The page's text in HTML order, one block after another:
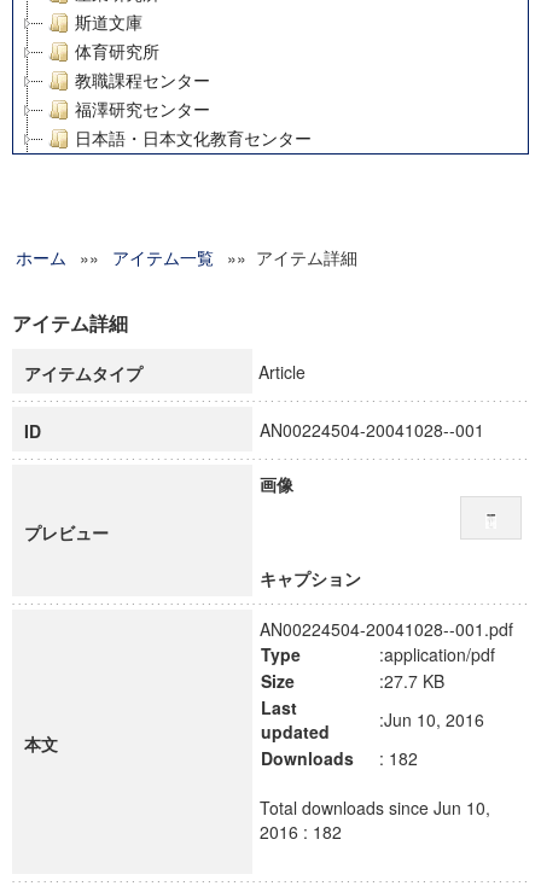
斯道文庫
体育研究所
教職課程センター
福澤研究センター
日本語・日本文化教育センター
グローバルリサーチインスティテュート
科学研究費補助金研究成果報告書
慶應義塾大学グローバルCOEプログラム市民社会ガバナンス
慶應義塾大学グローバルCOEプログラム論理と感性の先端的
博士課程教育リーディングプログラム「超成熟社会発展のサ
学術雑誌掲載論文等(8)
ホーム »» アイテム一覧 »» アイテム詳細
アイテム詳細
アイテムタイプ Article
ID AN00224504-20041028--001
プレビュー
画像
キャプション
本文
AN00224504-20041028--001.pdf
Type
:application/pdf
Size
:27.7 KB
Last
updated
:Jun 10, 2016
Downloads
: 182
Total downloads since Jun 10,
2016 : 182